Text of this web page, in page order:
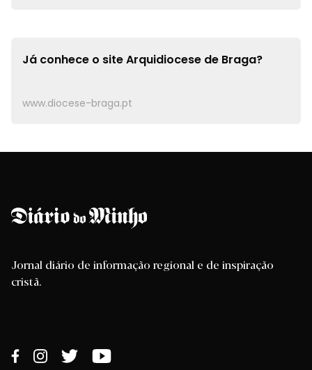
Já conhece o siteArquidiocese de Braga?
www.diocese-braga.pt
Jornal diário de informação regional e de inspiração
cristã.